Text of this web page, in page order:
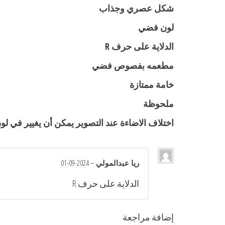
شكل عصري وجذاب
لون فضي
الدلاية على حرف R
مطعمه بفصوص فضي
خامة ممتازة
ملحوظة
اختلاف الاضاءة عند التصوير يمكن أن يغيير في
ريا عبدالمولي –
2024-09-01
الدلاية على حرف R
إضافة مراجعة